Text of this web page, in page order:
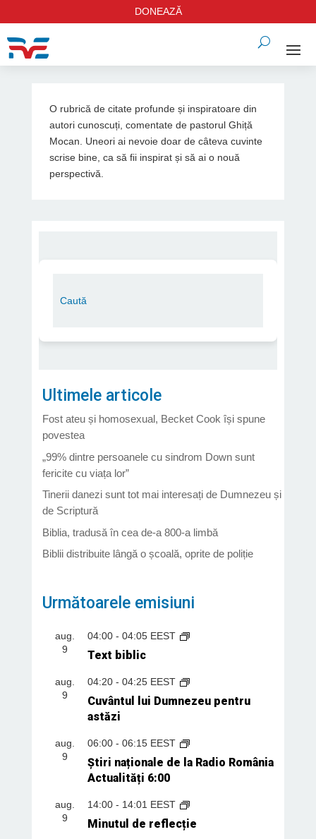
DONEAZĂ
O rubrică de citate profunde și inspiratoare din
autori cunoscuți, comentate de pastorul Ghiță
Mocan. Uneori ai nevoie doar de câteva cuvinte
scrise bine, ca să fii inspirat și să ai o nouă
perspectivă.
Ultimele articole
Fost ateu și homosexual, Becket Cook își spune
povestea
„99% dintre persoanele cu sindrom Down sunt
fericite cu viața lor”
Tinerii danezi sunt tot mai interesați de Dumnezeu și
de Scriptură
Biblia, tradusă în cea de-a 800-a limbă
Biblii distribuite lângă o școală, oprite de poliție
Următoarele emisiuni
aug.
9
04:00- 04:05 EEST
Text biblic
aug.
9
04:20- 04:25 EEST
Cuvântul lui Dumnezeu pentru
astăzi
aug.
9
06:00- 06:15 EEST
Știri naționale de la Radio România
Actualități 6:00
aug.
9
14:00- 14:01 EEST
Minutul de reflecție